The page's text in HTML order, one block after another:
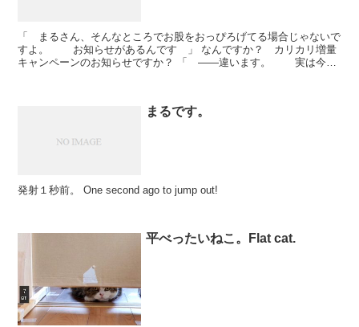
「 まるさん、そんなところでお股をおっぴろげてる場合じゃないで
すよ。 お知らせがあるんです 」 なんですか？ カリカリ増量
キャンペーンのお知らせですか？ 「 ――違います。 実は今日
まるです。
発射１秒前。 One second ago to jump out!
平べったいねこ。Flat cat.